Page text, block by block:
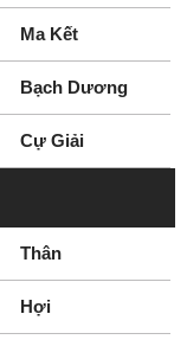
Ma Kết
Bạch Dương
Cự Giải
Thân
Hợi